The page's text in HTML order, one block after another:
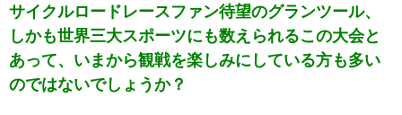
サイクルロードレースファン待望のグランツール、
しかも世界三大スポーツにも数えられるこの大会と
あって、いまから観戦を楽しみにしている方も多い
のではないでしょうか？